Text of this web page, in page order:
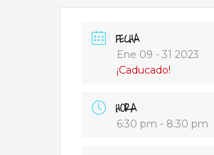
FECHA
Ene 09 - 31 2023
¡Caducado!
HORA
6:30 pm - 8:30 pm